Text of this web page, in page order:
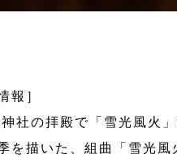
報］
社の拝殿で「雪光風火
を描いた、組曲「雪光